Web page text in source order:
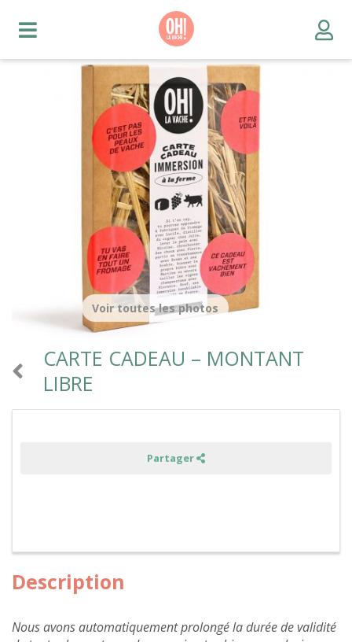
CARTE CADEAU – MONTANT
LIBRE
Voir toutes les photos
Description
Nous avons automatiquement prolongé la durée de validité
Partager